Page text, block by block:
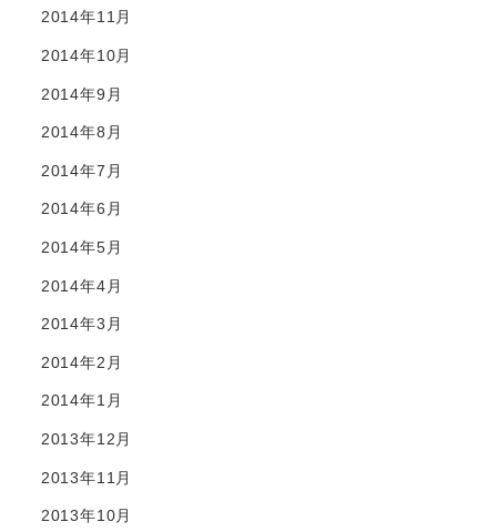
2014年11月
2014年10月
2014年9月
2014年8月
2014年7月
2014年6月
2014年5月
2014年4月
2014年3月
2014年2月
2014年1月
2013年12月
2013年11月
2013年10月